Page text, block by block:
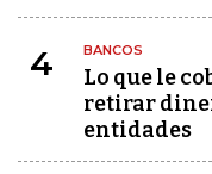
4 BANCOS
Lo que le
retirar
entidades